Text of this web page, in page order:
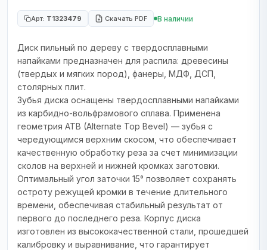
Арт: T1323479 Скачать PDF В наличии
Диск пильный по дереву с твердосплавными
напайками предназначен для распила: древесины
(твердых и мягких пород), фанеры, МДФ, ДСП,
столярных плит.
Зубья диска оснащены твердосплавными напайками
из карбидно-вольфрамового сплава. Применена
геометрия ATB (Alternate Top Bevel) — зубья с
чередующимся верхним скосом, что обеспечивает
качественную обработку реза за счет минимизации
сколов на верхней и нижней кромках заготовки.
Оптимальный угол заточки 15° позволяет сохранять
остроту режущей кромки в течение длительного
времени, обеспечивая стабильный результат от
первого до последнего реза. Корпус диска
изготовлен из высококачественной стали, прошедшей
калибровку и выравнивание, что гарантирует